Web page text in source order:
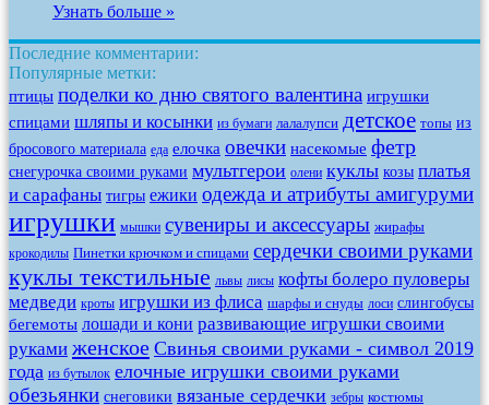
Узнать больше »
Последние комментарии:
Популярные метки:
птицы поделки ко дню святого валентина игрушки
спицами шляпы и косынки из бумаги лалалупси детское топы из
бросового материала еда елочка овечки насекомые фетр
снегурочка своими руками мультгерои олени куклы козы платья
и сарафаны тигры ежики одежда и атрибуты амигуруми
игрушки мышки сувениры и аксессуары жирафы
крокодилы Пинетки крючком и спицами сердечки своими руками
куклы текстильные львы лисы кофты болеро пуловеры
медведи кроты игрушки из флиса шарфы и снуды лоси слингобусы
бегемоты лошади и кони развивающие игрушки своими
руками женское Свинья своими руками - символ 2019
года из бутылок елочные игрушки своими руками
обезьянки снеговики вязаные сердечки зебры костюмы